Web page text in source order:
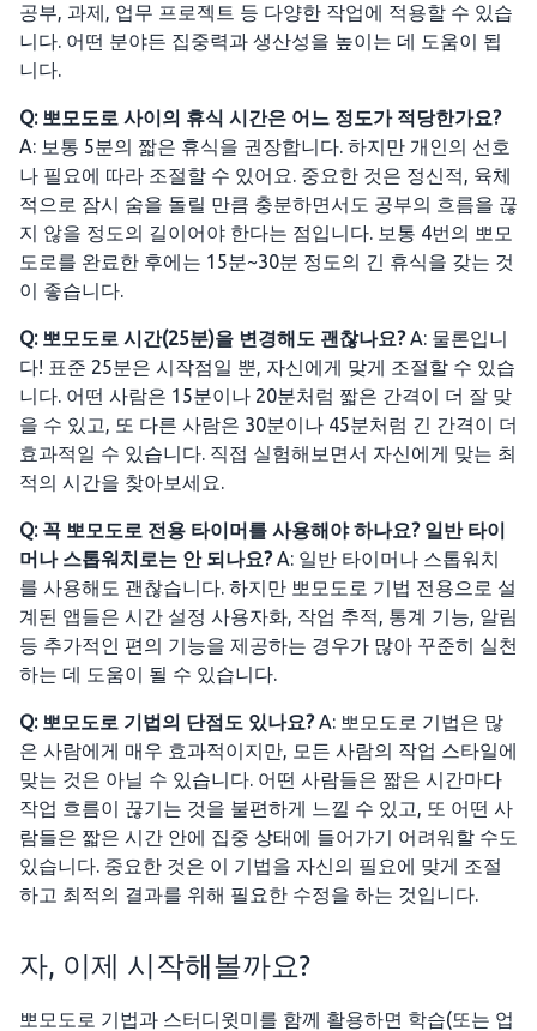
공부, 과제, 업무 프로젝트 등 다양한 작업에 적용할 수 있습
니다. 어떤 분야든 집중력과 생산성을 높이는 데 도움이 됩
니다.
Q: 뽀모도로 사이의 휴식 시간은 어느 정도가 적당한가요?
A: 보통 5분의 짧은 휴식을 권장합니다. 하지만 개인의 선호
나 필요에 따라 조절할 수 있어요. 중요한 것은 정신적, 육체
적으로 잠시 숨을 돌릴 만큼 충분하면서도 공부의 흐름을 끊
지 않을 정도의 길이어야 한다는 점입니다. 보통 4번의 뽀모
도로를 완료한 후에는 15분~30분 정도의 긴 휴식을 갖는 것
이 좋습니다.
Q: 뽀모도로 시간(25분)을 변경해도 괜찮나요?A: 물론입니
다! 표준 25분은 시작점일 뿐, 자신에게 맞게 조절할 수 있습
니다. 어떤 사람은 15분이나 20분처럼 짧은 간격이 더 잘 맞
을 수 있고, 또 다른 사람은 30분이나 45분처럼 긴 간격이 더
효과적일 수 있습니다. 직접 실험해보면서 자신에게 맞는 최
적의 시간을 찾아보세요.
Q: 꼭 뽀모도로 전용 타이머를 사용해야 하나요? 일반 타이
머나 스톱워치로는 안 되나요?A: 일반 타이머나 스톱워치
를 사용해도 괜찮습니다. 하지만 뽀모도로 기법 전용으로 설
계된 앱들은 시간 설정 사용자화, 작업 추적, 통계 기능, 알림
등 추가적인 편의 기능을 제공하는 경우가 많아 꾸준히 실천
하는 데 도움이 될 수 있습니다.
Q: 뽀모도로 기법의 단점도 있나요?A: 뽀모도로 기법은 많
은 사람에게 매우 효과적이지만, 모든 사람의 작업 스타일에
맞는 것은 아닐 수 있습니다. 어떤 사람들은 짧은 시간마다
작업 흐름이 끊기는 것을 불편하게 느낄 수 있고, 또 어떤 사
람들은 짧은 시간 안에 집중 상태에 들어가기 어려워할 수도
있습니다. 중요한 것은 이 기법을 자신의 필요에 맞게 조절
하고 최적의 결과를 위해 필요한 수정을 하는 것입니다.
자, 이제 시작해볼까요?
뽀모도로 기법과 스터디윗미를 함께 활용하면 학습(또는 업